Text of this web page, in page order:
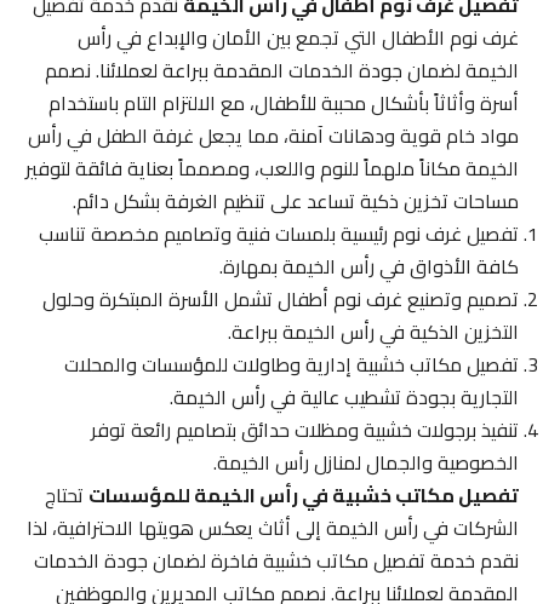
غرف نوم الأطفال التي تجمع بين الأمان والإبداع في رأس
الخيمة لضمان جودة الخدمات المقدمة ببراعة لعملائنا. نصمم
أسرة وأثاثاً بأشكال محببة للأطفال، مع الالتزام التام باستخدام
مواد خام قوية ودهانات آمنة، مما يجعل غرفة الطفل في رأس
الخيمة مكاناً ملهماً للنوم واللعب، ومصمماً بعناية فائقة لتوفير
مساحات تخزين ذكية تساعد على تنظيم الغرفة بشكل دائم.
تفصيل غرف نوم رئيسية بلمسات فنية وتصاميم مخصصة تناسب
كافة الأذواق في رأس الخيمة بمهارة.
تصميم وتصنيع غرف نوم أطفال تشمل الأسرة المبتكرة وحلول
التخزين الذكية في رأس الخيمة ببراعة.
تفصيل مكاتب خشبية إدارية وطاولات للمؤسسات والمحلات
التجارية بجودة تشطيب عالية في رأس الخيمة.
تنفيذ برجولات خشبية ومظلات حدائق بتصاميم رائعة توفر
الخصوصية والجمال لمنازل رأس الخيمة.
تفصيل مكاتب خشبية في رأس الخيمة للمؤسساتتحتاج
الشركات في رأس الخيمة إلى أثاث يعكس هويتها الاحترافية، لذا
نقدم خدمة تفصيل مكاتب خشبية فاخرة لضمان جودة الخدمات
المقدمة لعملائنا ببراعة. نصمم مكاتب المديرين والموظفين